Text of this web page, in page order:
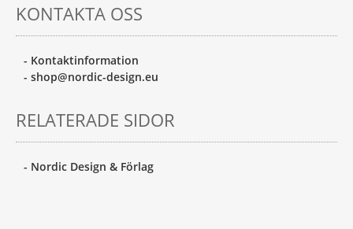
KONTAKTA OSS
- Kontaktinformation
- shop@nordic-design.eu
RELATERADE SIDOR
- Nordic Design & Förlag